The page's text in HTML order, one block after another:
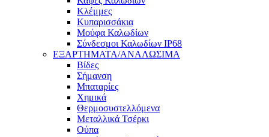
Κλέμμες
Κυπαρισσάκια
Μούφα Καλωδίων
Σύνδεσμοι Καλωδίων IP68
ΕΞΑΡΤΗΜΑΤΑ/ΑΝΑΛΩΣΙΜΑ
Βίδες
Σήμανση
Μπαταρίες
Χημικά
Θερμοσυστελλόμενα
Μεταλλικά Τσέρκι
Ούπα